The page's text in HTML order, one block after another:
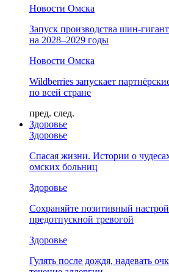
Новости Омска
Запуск производства шин-
на 2028–2029 годы
Новости Омска
Wildberries запускает
по всей стране
пред. след.
Здоровье
Здоровье
Спасая жизни. Истории о
омских больниц
Здоровье
Сохраняйте позитивный
предотпускной тревогой
Здоровье
Гулять после дождя, надевать